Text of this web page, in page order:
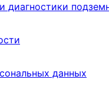
диагностики
данных